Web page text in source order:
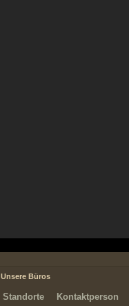
Unsere Büros
Standorte Kontaktperson